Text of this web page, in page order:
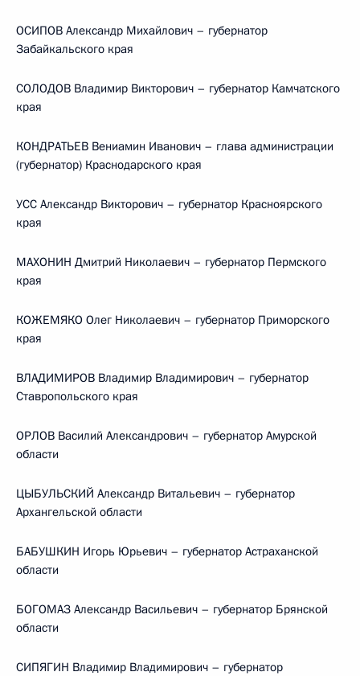
ОСИПОВ Александр Михайлович – губернатор
Забайкальского края
СОЛОДОВ Владимир Викторович – губернатор Камчатского
края
КОНДРАТЬЕВ Вениамин Иванович – глава администрации
(губернатор) Краснодарского края
УСС Александр Викторович – губернатор Красноярского
края
МАХОНИН Дмитрий Николаевич – губернатор Пермского
края
КОЖЕМЯКО Олег Николаевич – губернатор Приморского
края
ВЛАДИМИРОВ Владимир Владимирович – губернатор
Ставропольского края
ОРЛОВ Василий Александрович – губернатор Амурской
области
ЦЫБУЛЬСКИЙ Александр Витальевич – губернатор
Архангельской области
БАБУШКИН Игорь Юрьевич – губернатор Астраханской
области
БОГОМАЗ Александр Васильевич – губернатор Брянской
области
СИПЯГИН Владимир Владимирович – губернатор